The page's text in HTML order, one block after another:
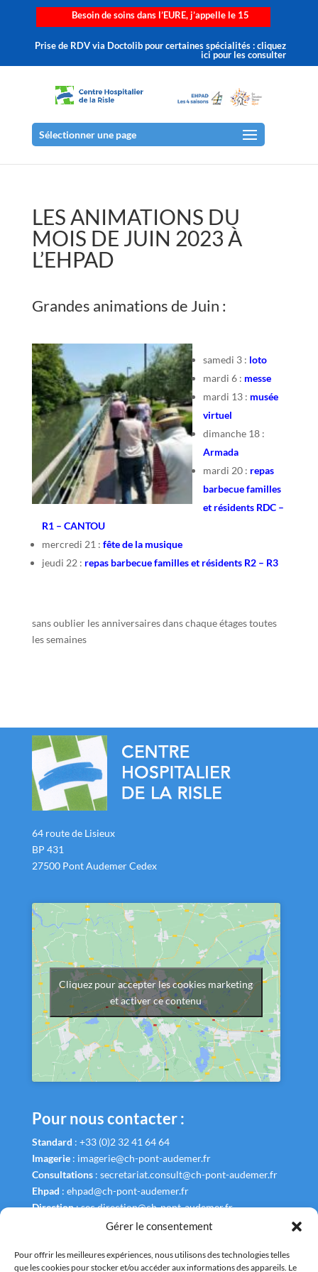
Gérer le consentement
Pour offrir les meilleures expériences, nous utilisons des technologies telles
que les cookies pour stocker et/ou accéder aux informations des appareils. Le
Besoin de soins dans l’EURE, j’appelle le 15
Prise de RDV via Doctolib pour certaines spécialités : cliquez
ici pour les consulter
Sélectionner une page
LES ANIMATIONS DU
MOIS DE JUIN 2023 À
L’EHPAD
Grandes animations de Juin :
samedi 3 : loto
mardi 6 : messe
mardi 13 : musée
virtuel
dimanche 18 :
Armada
mardi 20 : repas
barbecue familles
et résidents RDC –
R1 – CANTOU
mercredi 21 : fête de la musique
jeudi 22 : repas barbecue familles et résidents R2 – R3
sans oublier les anniversaires dans chaque étages toutes
les semaines
64 route de Lisieux
BP 431
27500 Pont Audemer Cedex
Cliquez pour accepter les cookies marketing
et activer ce contenu
Pour nous contacter :
Standard : +33 (0)2 32 41 64 64
Imagerie: imagerie@ch-pont-audemer.fr
Consultations: secretariat.consult@ch-pont-audemer.fr
Ehpad : ehpad@ch-pont-audemer.fr
Direction:sec.direction@ch-pont-audemer.fr